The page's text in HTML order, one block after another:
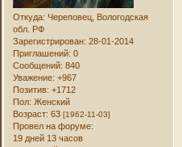
Откуда: Череповец, Вологодская
обл. РФ
Зарегистрирован: 28-01-2014
Приглашений: 0
Сообщений: 840
Уважение: +967
Позитив: +1712
Пол: Женский
Возраст: 63[1962-11-03]
Провел на форуме:
19 дней 13 часов